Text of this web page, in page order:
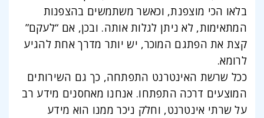
בלאו הכי מוצפנת, וכאשר משתמשים בהצפנות
המתאימות, לא ניתן לגלות אותה. ובכן, אם “לעקם”
קצת את הפתגם המוכר, יש יותר מדרך אחת להגיע
לרומא.
ככל שרשת האינטרנט התפתחה, כך גם השירותים
המוצעים דרכה התפתחו. אנחנו מאחסנים מידע רב
על שרתי אינטרנט, וחלק ניכר ממנו הוא מידע